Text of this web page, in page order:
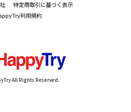
特定商取引に基づく表示
利用規約
All Rights Reserved.